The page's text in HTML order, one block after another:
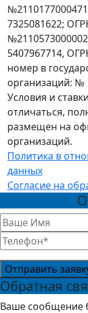
7325081622;
5407967714,
номер в
организаций: №
Условия и
отличаться,
размещен на
организаций.
Политика в
данных
Согласие на
Отправить
Обратная
Ваше сообщение